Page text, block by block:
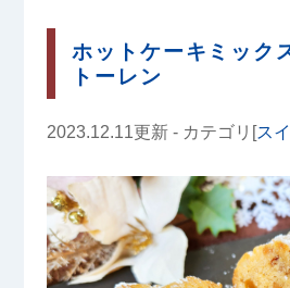
ホットケーキミック
トーレン
2023.12.11更新 - カテゴリ[ス